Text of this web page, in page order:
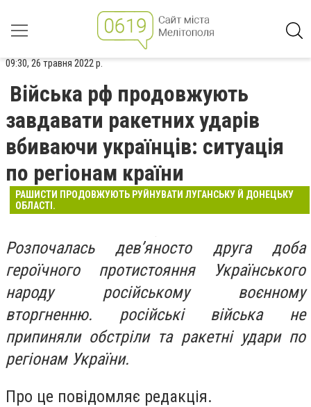
09:30, 26 травня 2022 р.
Війська рф продовжують
завдавати ракетних ударів
вбиваючи українців: ситуація
по регіонам країни
РАШИСТИ ПРОДОВЖУЮТЬ РУЙНУВАТИ ЛУГАНСЬКУ Й ДОНЕЦЬКУ
ОБЛАСТІ.
Розпочалась дев’яносто друга доба
героїчного протистояння Українського
народу російському воєнному
вторгненню. російські війська не
припиняли обстріли та ракетні удари по
регіонам України.
Про це повідомляє редакція.